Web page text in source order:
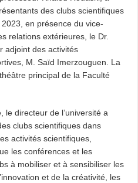
des clubs scientifiques
en présence du vice-
relations extérieures, le Dr.
adjoint des activités
M. Saïd Imerzouguen. La
principal de la Faculté
le directeur de l’université a
clubs scientifiques dans
activités scientifiques,
les conférences et les
à mobiliser et à sensibiliser les
et de la créativité, les